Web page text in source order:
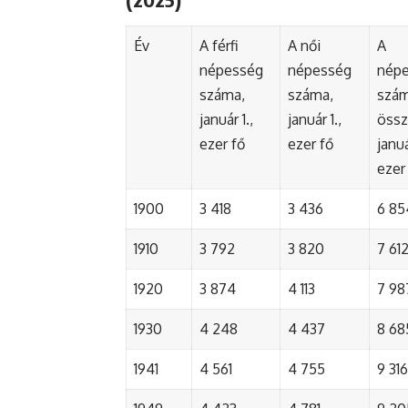
Év
A férfi
népesség
száma,
január 1.,
ezer fő
A női
népesség
száma,
január 1.,
ezer fő
A
1900 3 418 3 436 6
1910 3 792 3 820 7 612
1920 3 874 4 113 7
1930 4 248 4 437 8
1941 4 561 4 755 9 316